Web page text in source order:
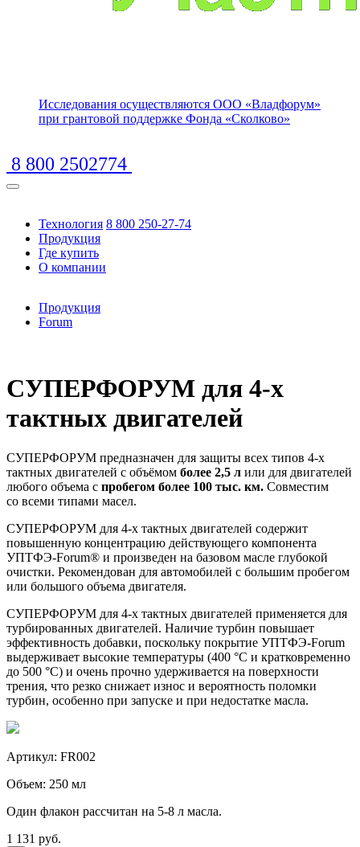
Исследования осуществляются ООО «Владфорум»
при грантовой поддержке Фонда «Сколково»
8 800 2502774
Технология
Продукция
Где купить
О компании
8 800 250-27-74
Продукция
Forum
СУПЕРФОРУМ для 4-х
тактных двигателей
СУПЕРФОРУМ предназначен для защиты всех типов 4-х
тактных двигателей с объёмом более 2,5 л или для двигателей
любого объема с пробегом более 100 тыс. км. Совместим
со всеми типами масел.
СУПЕРФОРУМ для 4-х тактных двигателей содержит
повышенную концентрацию действующего компонента
УПТФЭ-Forum® и произведен на базовом масле глубокой
очистки. Рекомендован для автомобилей с большим пробегом
или большого объема двигателя.
СУПЕРФОРУМ для 4-х тактных двигателей применяется для
турбированных двигателей. Наличие турбин повышает
эффективность добавки, поскольку покрытие УПТФЭ-Forum
выдерживает высокие температуры (400 °C и кратковременно
до 500 °С) и очень прочно удерживается на поверхности
трения, что резко снижает износ и вероятность поломки
турбин, особенно при запуске и при недостатке масла.
Артикул: FR002
Объем: 250 мл
Один флакон рассчитан на 5-8 л масла.
1 131 руб.